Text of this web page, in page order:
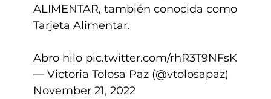
ALIMENTAR, también conocida como
Tarjeta Alimentar.
Abro hilo pic.twitter.com/rhR3T9NFsK
— Victoria Tolosa Paz (@vtolosapaz)
November 21, 2022